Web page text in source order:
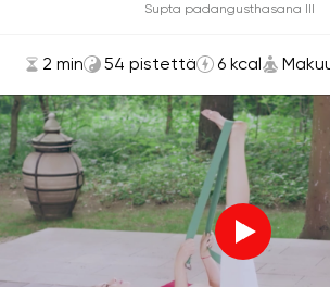
Supta padangusthasana III
2 min 54 pistettä 6 kcal